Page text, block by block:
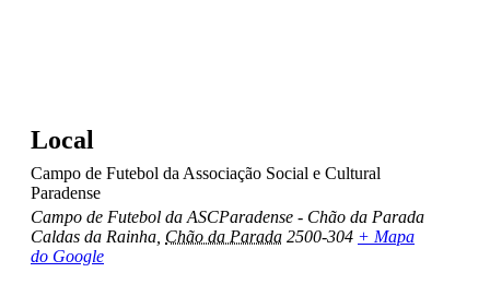
Local
Campo de Futebol da Associação Social e Cultural
Paradense
Campo de Futebol da ASCParadense - Chão da Parada
Caldas da Rainha Chão da Parada 2500-304 + Mapa
do Google